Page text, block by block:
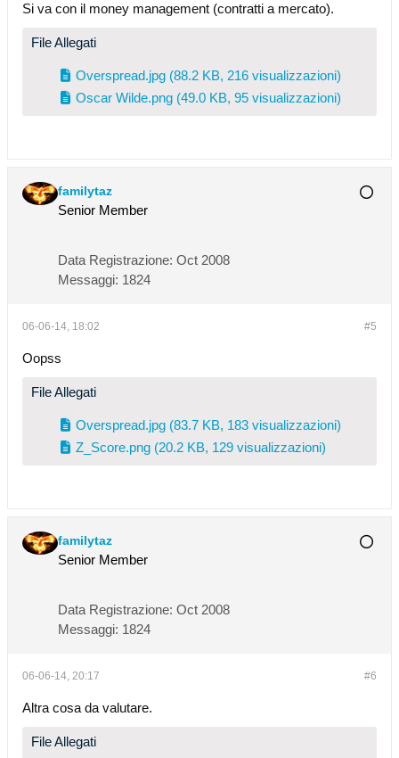
Si va con il money management (contratti a mercato).
File Allegati
Overspread.jpg (88.2 KB, 216 visualizzazioni)
Oscar Wilde.png (49.0 KB, 95 visualizzazioni)
familytaz
Senior Member
Data Registrazione: Oct 2008
Messaggi: 1824
#5
06-06-14, 18:02
Oopss
File Allegati
Overspread.jpg (83.7 KB, 183 visualizzazioni)
Z_Score.png (20.2 KB, 129 visualizzazioni)
familytaz
Senior Member
Data Registrazione: Oct 2008
Messaggi: 1824
#6
06-06-14, 20:17
Altra cosa da valutare.
File Allegati